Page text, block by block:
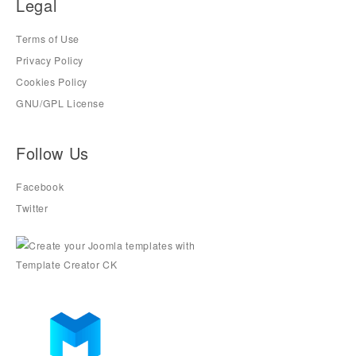
Legal
Terms of Use
Privacy Policy
Cookies Policy
GNU/GPL License
Follow Us
Facebook
Twitter